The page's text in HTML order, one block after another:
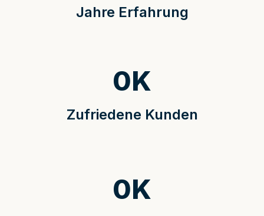
Jahre Erfahrung
Zufriedene Kunden
0K
0K